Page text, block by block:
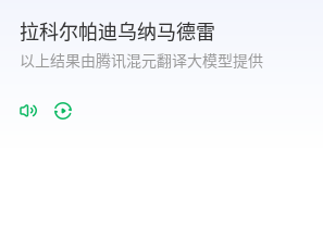
拉科尔帕迪乌纳马德雷
以上结果由腾讯混元翻译大模型提供